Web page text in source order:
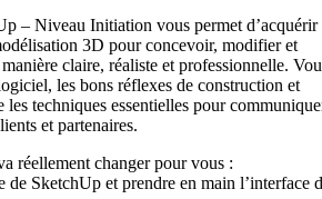
– Niveau Initiation vous permet d’acquérir
3D pour concevoir, modifier et
claire, réaliste et professionnelle.
les bons réflexes de construction et
les techniques essentielles pour
et partenaires.
réellement changer pour vous :
de SketchUp et prendre en main l’interface